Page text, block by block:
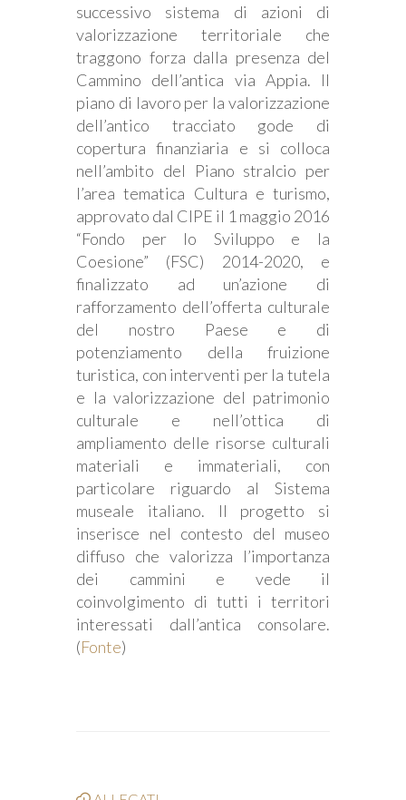
successivo sistema di azioni di
valorizzazione territoriale che
traggono forza dalla presenza del
Cammino dell’antica via Appia. Il
piano di lavoro per la valorizzazione
dell’antico tracciato gode di
copertura finanziaria e si colloca
nell’ambito del Piano stralcio per
l’area tematica Cultura e turismo,
approvato dal CIPE il 1 maggio 2016
“Fondo per lo Sviluppo e la
Coesione” (FSC) 2014-2020, e
finalizzato ad un’azione di
rafforzamento dell’offerta culturale
del nostro Paese e di
potenziamento della fruizione
turistica, con interventi per la tutela
e la valorizzazione del patrimonio
culturale e nell’ottica di
ampliamento delle risorse culturali
materiali e immateriali, con
particolare riguardo al Sistema
museale italiano. Il progetto si
inserisce nel contesto del museo
diffuso che valorizza l’importanza
dei cammini e vede il
coinvolgimento di tutti i territori
interessati dall’antica consolare.
(Fonte)